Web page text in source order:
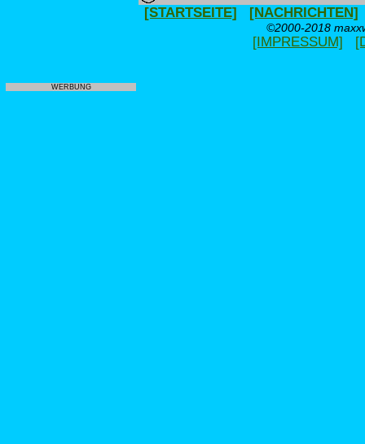
WERBUNG
[STARTSEITE] [NACHRICHTEN]
©2000-2018
[IMPRESSUM]